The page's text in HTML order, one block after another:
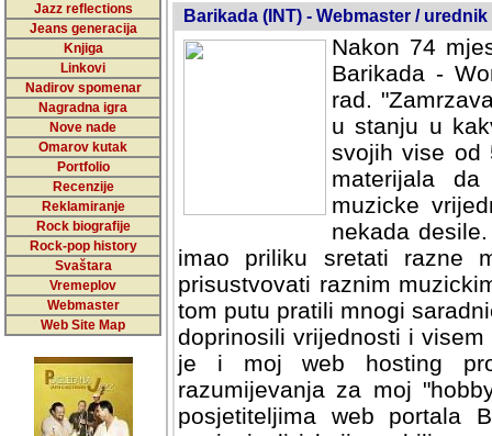
Jazz reflections
Jeans generacija
Knjiga
Linkovi
Nadirov spomenar
Nagradna igra
Nove nade
Omarov kutak
Portfolio
Recenzije
Reklamiranje
Rock biografije
Rock-pop history
Svaštara
Vremeplov
Webmaster
Web Site Map
Barikada (INT) - Webmaster / urednik
Nakon 74
Barikada -
rad.
u stanju u
svojih vise od
materijala
muzicke
nekada
imao priliku sretati razne
prisustvovati raznim
tom putu pratili mnogi
doprinosili vrijednosti i
je i moj web hosting
razumijevanja za moj
posjetiteljima web portala